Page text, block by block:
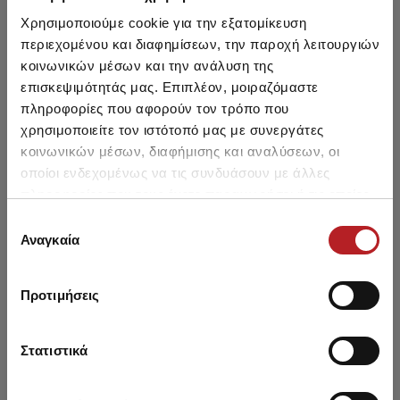
Χρησιμοποιούμε cookie για την εξατομίκευση
περιεχομένου και διαφημίσεων, την παροχή λειτουργιών
κοινωνικών μέσων και την ανάλυση της
επισκεψιμότητάς μας. Επιπλέον, μοιραζόμαστε
πληροφορίες που αφορούν τον τρόπο που
χρησιμοποιείτε τον ιστότοπό μας με συνεργάτες
κοινωνικών μέσων, διαφήμισης και αναλύσεων, οι
οποίοι ενδεχομένως να τις συνδυάσουν με άλλες
των υπηρεσιών τους.
συγκατάθεσης
Αναγκαία
Προτιμήσεις
Στατιστικά
Classic Βαμβακερό Ανδρικό
Σλιπ με Εξωτερικό